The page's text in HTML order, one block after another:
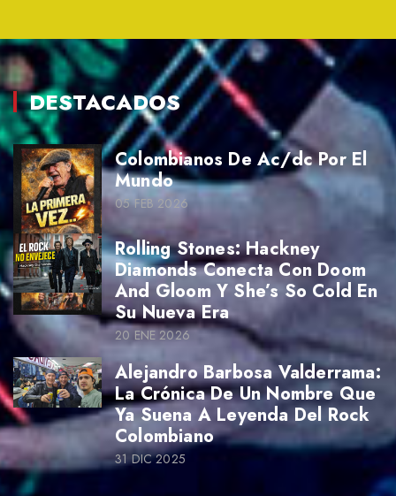
DESTACADOS
Colombianos De Ac/dc Por El
Mundo
05 FEB 2026
Rolling Stones: Hackney
Diamonds Conecta Con Doom
And Gloom Y She’s So Cold En
Su Nueva Era
20 ENE 2026
Alejandro Barbosa Valderrama:
La Crónica De Un Nombre Que
Ya Suena A Leyenda Del Rock
Colombiano
31 DIC 2025